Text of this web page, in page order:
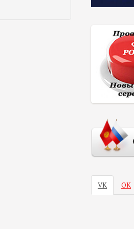
VK ОК